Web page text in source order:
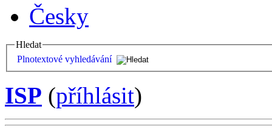
Česky
Hledat
Plnotextové vyhledávání
ISP (příhlásit)